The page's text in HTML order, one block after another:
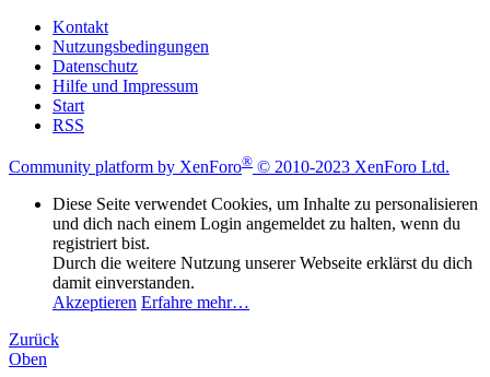
Kontakt
Nutzungsbedingungen
Datenschutz
Hilfe und Impressum
Start
RSS
Community platform by XenForo® © 2010-2023 XenForo Ltd.
Diese Seite verwendet Cookies, um Inhalte zu personalisieren
und dich nach einem Login angemeldet zu halten, wenn du
registriert bist.
Durch die weitere Nutzung unserer Webseite erklärst du dich
damit einverstanden.
Akzeptieren Erfahre mehr…
Zurück
Oben